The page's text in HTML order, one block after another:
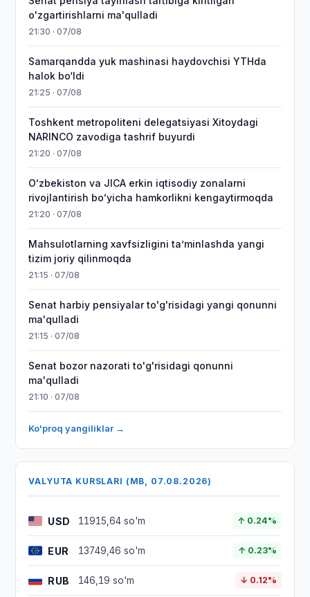
o'zgartirishlarni ma'qulladi
21:30 · 07/08
Samarqandda yuk mashinasi haydovchisi YTHda
halok bo‘ldi
21:25 · 07/08
Toshkent metropoliteni delegatsiyasi Xitoydagi
NARINCO zavodiga tashrif buyurdi
21:20 · 07/08
Oʻzbekiston va JICA erkin iqtisodiy zonalarni
rivojlantirish boʻyicha hamkorlikni kengaytirmoqda
21:20 · 07/08
Mahsulotlarning xavfsizligini taʼminlashda yangi
tizim joriy qilinmoqda
21:15 · 07/08
Senat harbiy pensiyalar to'g'risidagi yangi qonunni
ma'qulladi
21:15 · 07/08
Senat bozor nazorati to'g'risidagi qonunni
ma'qulladi
21:10 · 07/08
Ko'proq yangiliklar →
VALYUTA KURSLARI (MB, 07.08.2026)
USD 11915,64 so'm ↑ 0.24%
EUR 13749,46 so'm ↑ 0.23%
RUB 146,19 so'm ↓ 0.12%